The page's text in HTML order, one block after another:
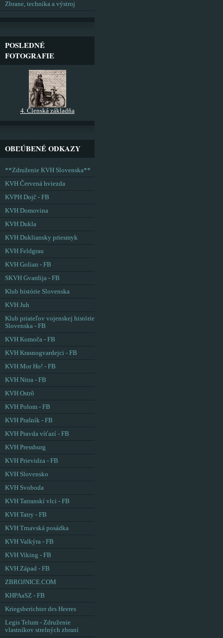
Zbrane, technika a výstroj
POSLEDNÉ
FOTOGRAFIE
4. Členská základňa
OBĽÚBENÉ ODKAZY
**Združenie KVH Slovenska**
KVH Červená hviezda
KVPH Dojč - FB
KVH Domovina
KVH Dukla
KVH Dukliansky priesmyk
KVH Feldgrau
KVH Golian - FB
SKVH Gvardija - FB
Klub histórie Slovenska
KVH Juh
Klub priateľov vojenskej histórie
Slovenska - FB
KVH Komoča - FB
KVH Krasnogvardejci - FB
KVH Mor Ho! - FB
KVH Nitra - FB
KVH Ostrô
KVH Polom - FB
KVH Prašník - FB
KVH Pravda víťazí - FB
KVH Pressburg
KVH Prievidza - FB
KVH Slovensko
KVH Svoboda
KVH Tatranskí vlci - FB
KVH Tatry - FB
KVH Trnavská posádka
KVH Valkýra - FB
KVH Viking - FB
KVH Západ - FB
ZBROJNICE.COM
KHPAaSZ - FB
Kriegsberichter des Heeres
Legis Telum - Združenie
vlastníkov strelných zbraní